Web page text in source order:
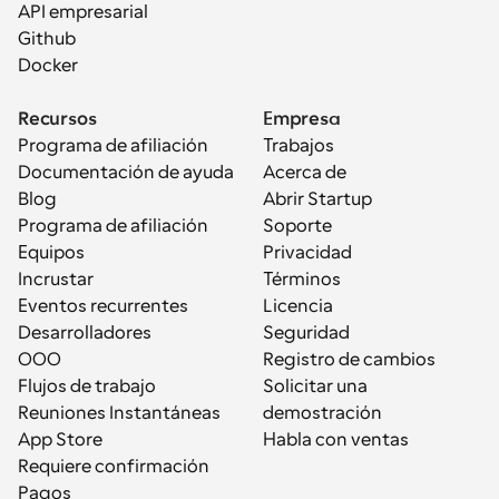
API empresarial
Github
Docker
Recursos
Programa de afiliación
Documentación de ayuda
Blog
Programa de afiliación
Equipos
Incrustar
Eventos recurrentes
Desarrolladores
OOO
Flujos de trabajo
Reuniones Instantáneas
App Store
Requiere confirmación
Pagos
Empresa
Trabajos
Acerca de
Abrir Startup
Soporte
Privacidad
Términos
Licencia
Seguridad
Registro de cambios
Solicitar una
demostración
Habla con ventas